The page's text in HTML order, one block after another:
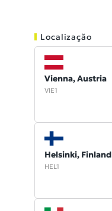
Localização
Vienna, Austria
VIE1
Helsinki, Finland
HEL1